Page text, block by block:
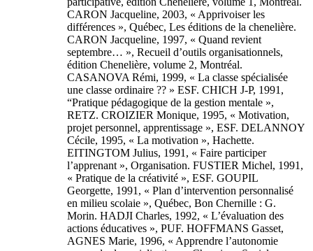
CARON Jacqueline, 2003, « Apprivoiser les
différences », Québec, Les éditions de la chenelière.
CARON Jacqueline, 1997, « Quand revient
septembre… », Recueil d’outils organisationnels,
édition Chenelière, volume 2, Montréal.
CASANOVA Rémi, 1999, « La classe spécialisée
une classe ordinaire ?? » ESF. CHICH J-P, 1991,
“Pratique pédagogique de la gestion mentale »,
RETZ. CROIZIER Monique, 1995, « Motivation,
projet personnel, apprentissage », ESF. DELANNOY
Cécile, 1995, « La motivation », Hachette.
EITINGTOM Julius, 1991, « Faire participer
l’apprenant », Organisation. FUSTIER Michel, 1991,
« Pratique de la créativité », ESF. GOUPIL
Georgette, 1991, « Plan d’intervention personnalisé
en milieu scolaie », Québec, Bon Chernille : G.
Morin. HADJI Charles, 1992, « L’évaluation des
actions éducatives », PUF. HOFFMANS Gasset,
AGNES Marie, 1996, « Apprendre l’autonomie